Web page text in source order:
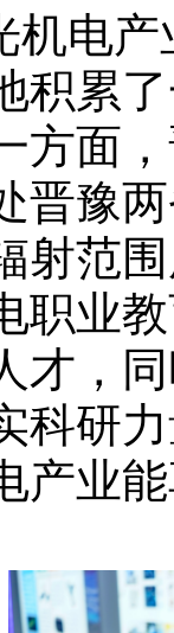
机电
积累
方面
晋豫
射范
职业
才，
科研
产业